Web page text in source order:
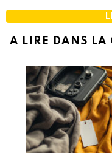
A LIRE DANS LA